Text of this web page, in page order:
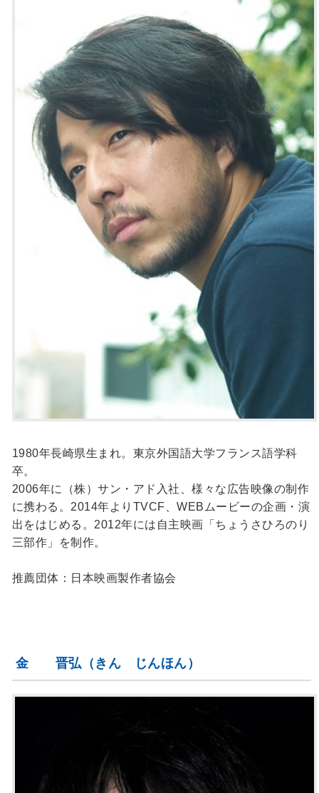
1980年長崎県生まれ。東京外国語大学フランス語学科
卒。
2006年に（株）サン・アド入社、様々な広告映像の制作
に携わる。2014年よりTVCF、WEBムービーの企画・演
出をはじめる。2012年には自主映画「ちょうさひろのり
三部作」を制作。
推薦団体：日本映画製作者協会
金 晋弘（きん じんほん）